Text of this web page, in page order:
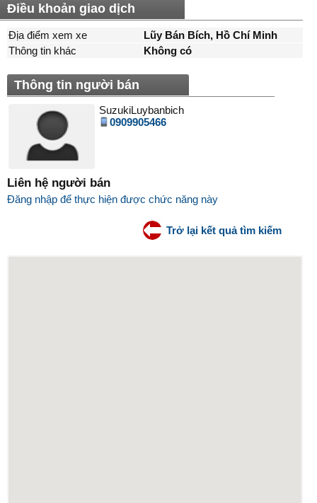
Điều khoản giao dịch
Địa điểm xem xe
Lũy Bán Bích, Hồ Chí Minh
Thông tin khác
Không có
Thông tin người bán
SuzukiLuybanbich
0909905466
Liên hệ người bán
Đăng nhập để thực hiện được chức năng này
Trở lại kết quả tìm kiếm